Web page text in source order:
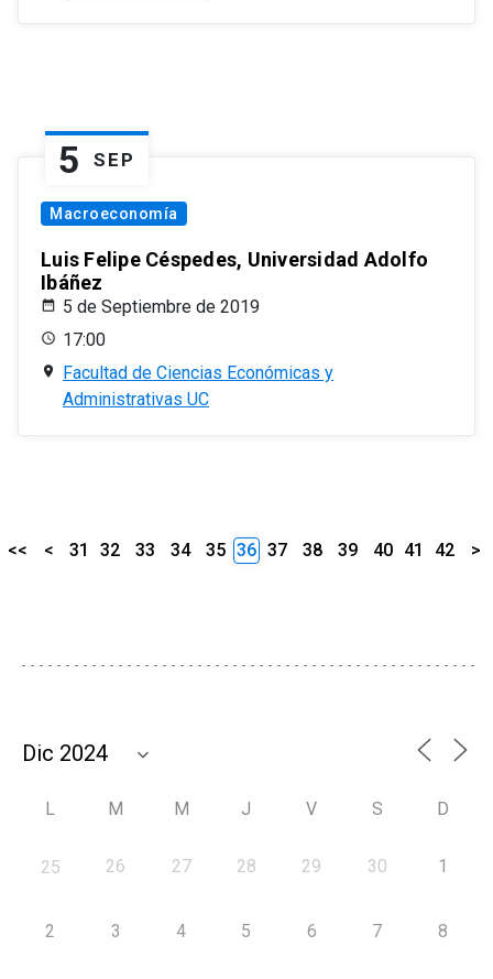
5 SEP
Macroeconomía
Luis Felipe Céspedes, Universidad Adolfo
Ibáñez
5 de Septiembre de 2019
17:00
Facultad de Ciencias Económicas y
Administrativas UC
<< < 31 32 33 34 35 36 37 38 39 40 41 42 >
L M M J V S D
25 26 27 28 29 30 1
2 3 4 5 6 7 8